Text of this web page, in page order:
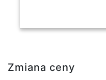
Zmiana ceny